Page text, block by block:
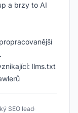
a brzy to AI
llms.txt
SEO lead·